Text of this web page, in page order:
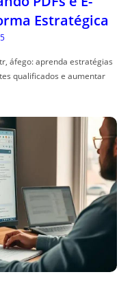
Estratégica
áfego: aprenda estratégias
qualificados e aumentar